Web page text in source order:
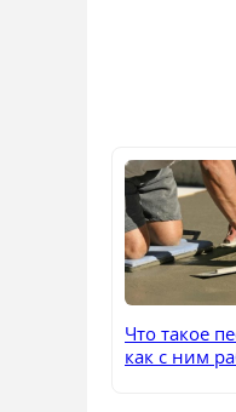
Что такое
как с ним